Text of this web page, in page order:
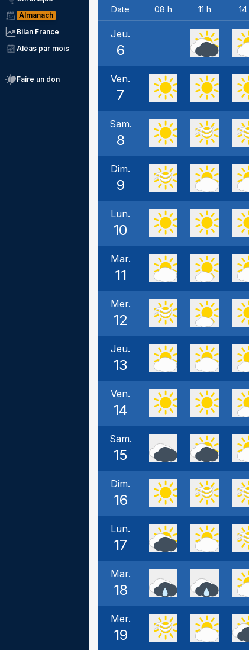
Almanach
Bilan France
Aléas par mois
Faire un don
Date 08 h 11 h 14
Jeu.
6
Ven.
7
Sam.
8
Dim.
9
Lun.
10
Mar.
11
Mer.
12
Jeu.
13
Ven.
14
Sam.
15
Dim.
16
Lun.
17
Mar.
18
Mer.
19